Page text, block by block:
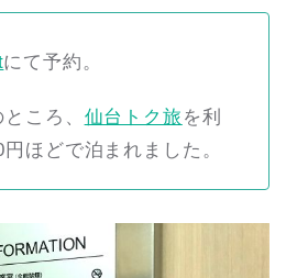
にて予約。
ころ、 仙台トク旅 を利
ほどで泊まれました。